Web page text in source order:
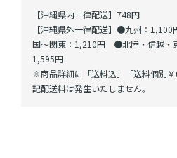
【沖縄県内一律配送】748円
【沖縄県外一律配送】●九州：
国～関東：1,210円 ●北陸・信越
1,595円
※商品詳細に「送料込」「送料個別
記配送料は発生いたしません。